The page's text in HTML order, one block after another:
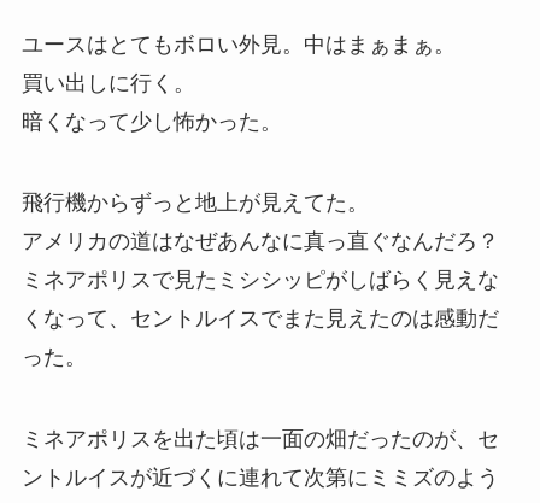
ユースはとてもボロい外見。中はまぁまぁ。
買い出しに行く。
暗くなって少し怖かった。
飛行機からずっと地上が見えてた。
アメリカの道はなぜあんなに真っ直ぐなんだろ？
ミネアポリスで見たミシシッピがしばらく見えな
くなって、セントルイスでまた見えたのは感動だ
った。
ミネアポリスを出た頃は一面の畑だったのが、セ
ントルイスが近づくに連れて次第にミミズのよう